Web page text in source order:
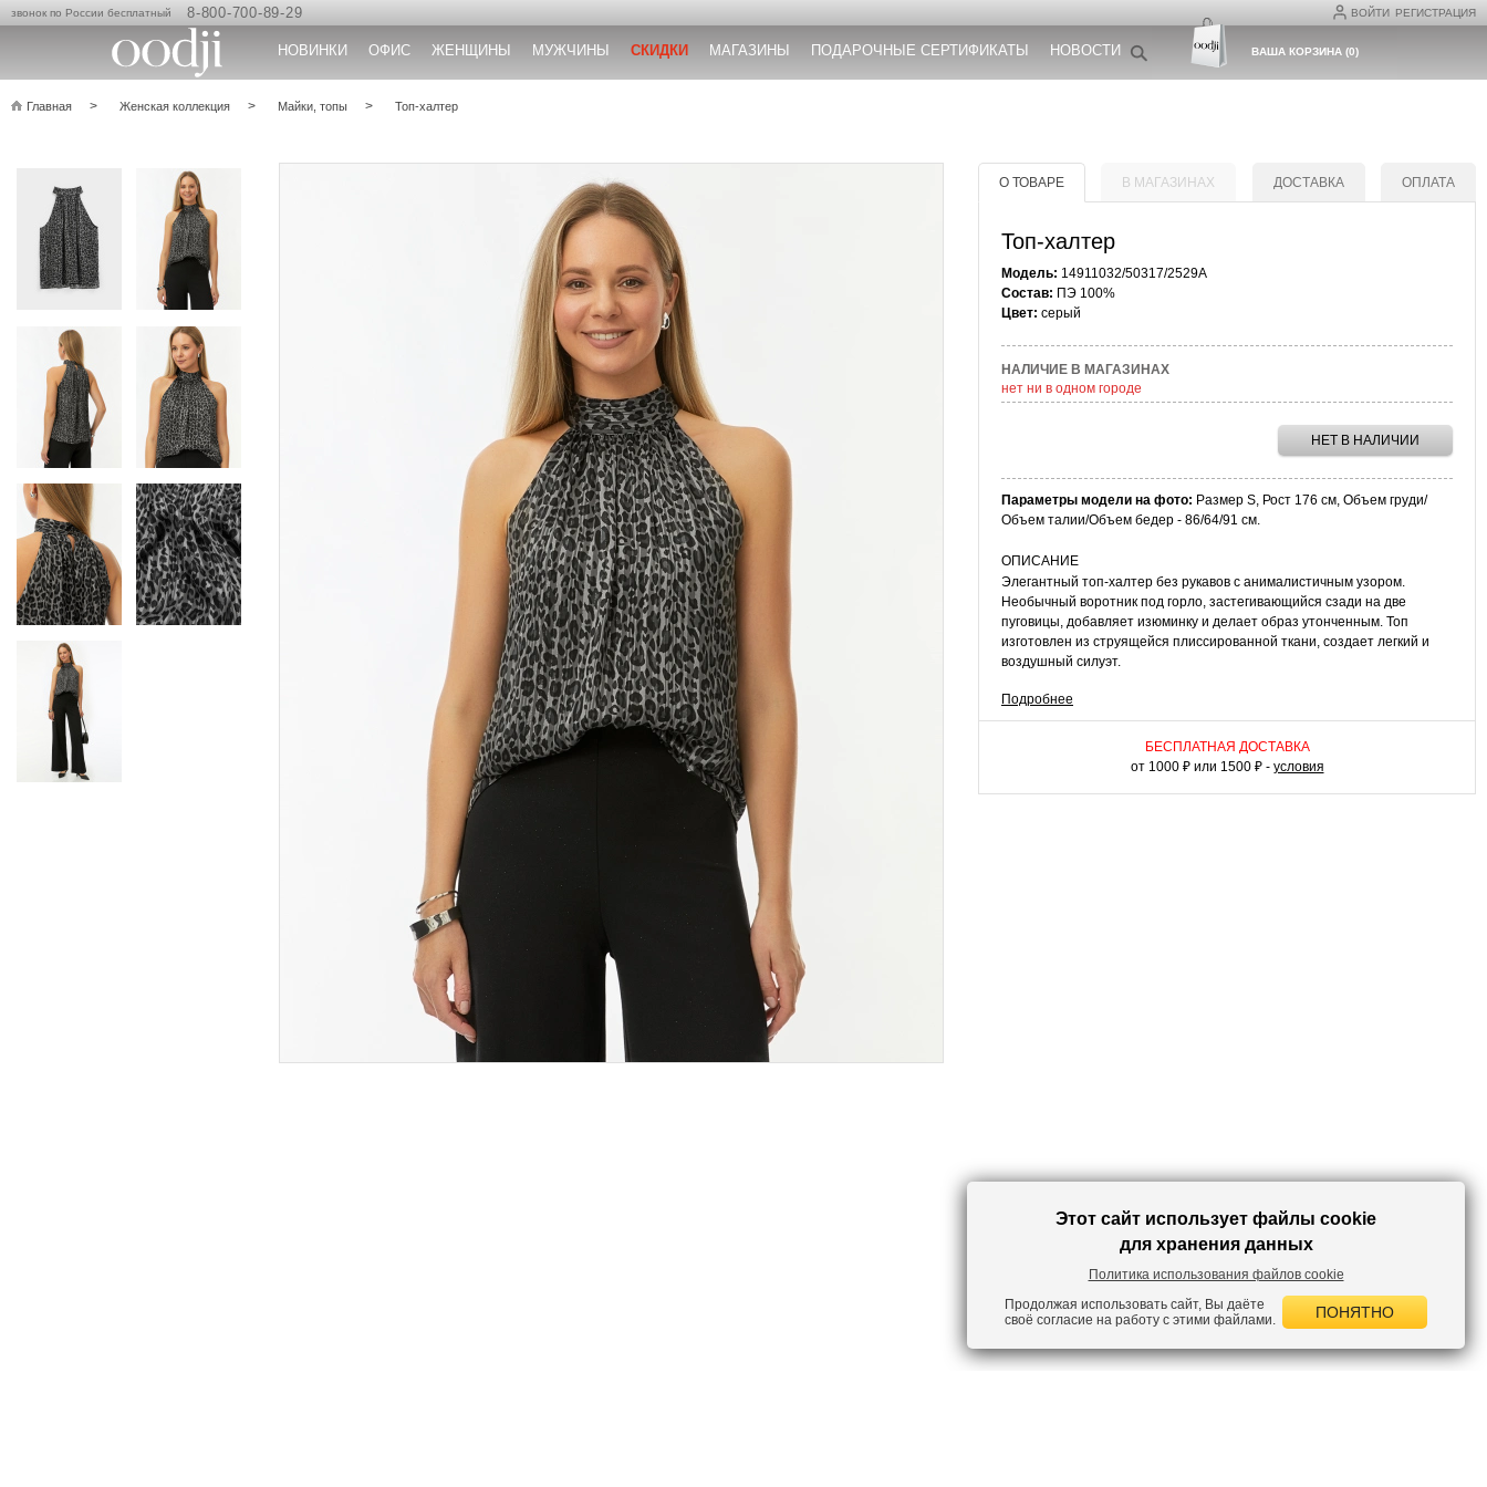
ВОЙТИ РЕГИСТРАЦИЯ
звонок по России бесплатный 8-800-700-89-29
НОВИНКИ ОФИС ЖЕНЩИНЫ МУЖЧИНЫ СКИДКИ МАГАЗИНЫ ПОДАРОЧНЫЕ СЕРТИФИКАТЫ НОВОСТИ ВАША КОРЗИНА(0)
Главная Женская коллекция Майки, топы Топ-халтер
О ТОВАРЕ В МАГАЗИНАХ ДОСТАВКА ОПЛАТА
Топ-халтер
Модель: 14911032/50317/2529A
Состав: ПЭ 100%
Цвет: серый
НАЛИЧИЕ В МАГАЗИНАХ
нет ни в одном городе
НЕТ В НАЛИЧИИ
Параметры модели на фото: Размер S, Рост 176 см, Объем груди/
Объем талии/Объем бедер - 86/64/91 см.
ОПИСАНИЕ
Элегантный топ-халтер без рукавов с анималистичным узором.
Необычный воротник под горло, застегивающийся сзади на две
пуговицы, добавляет изюминку и делает образ утонченным. Топ
изготовлен из струящейся плиссированной ткани, создает легкий и
воздушный силуэт.
КАК НОСИТЬ
Этот топ прекрасно дополнит как повседневный комплект для отпуска,
так и нарядный вечерний образ для свидания или корпоративного
праздника. Сочетайте его с брюками с высокой талией или с юбкой-
Подробнее
БЕСПЛАТНАЯ ДОСТАВКА
от 1000 ₽ или 1500 ₽ - условия
Этот сайт использует файлы cookie
для хранения данных
Политика использования файлов cookie
Продолжая использовать сайт, Вы даёте
своё согласие на работу с этими файлами.
ПОНЯТНО